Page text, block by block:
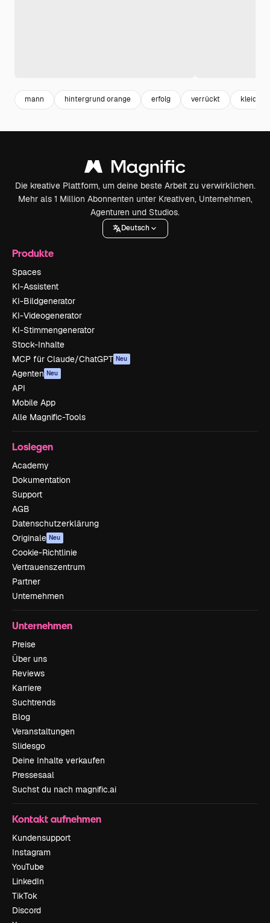
mann hintergrund orange erfolg verrückt kleidung
Die kreative Plattform, um deine beste Arbeit zu verwirklichen.
Mehr als 1 Million Abonnenten unter Kreativen, Unternehmen,
Agenturen und Studios.
Deutsch
Produkte
Spaces
KI-Assistent
KI-Bildgenerator
KI-Videogenerator
KI-Stimmengenerator
Stock-Inhalte
MCP für Claude/ChatGPT Neu
Agenten Neu
API
Mobile App
Alle Magnific-Tools
Loslegen
Academy
Dokumentation
Support
AGB
Datenschutzerklärung
Originale Neu
Cookie-Richtlinie
Vertrauenszentrum
Partner
Unternehmen
Unternehmen
Preise
Über uns
Reviews
Karriere
Suchtrends
Blog
Veranstaltungen
Slidesgo
Deine Inhalte verkaufen
Pressesaal
Suchst du nach magnific.ai
Kontakt aufnehmen
Kundensupport
Instagram
YouTube
LinkedIn
TikTok
Discord